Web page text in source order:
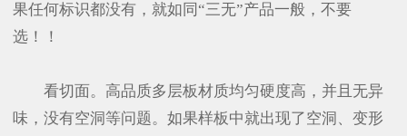
果任何标识都没有，就如同“三无”产品一般，不要
选！！
看切面。高品质多层板材质均匀硬度高，并且无异
味，没有空洞等问题。如果样板中就出现了空洞、变形